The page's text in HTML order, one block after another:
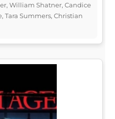
William Shatner, Candice
Tara Summers, Christian